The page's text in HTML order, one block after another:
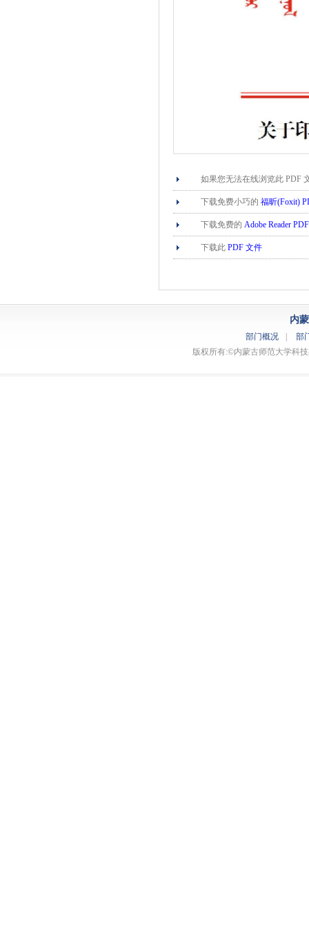
如果您无法在线浏览此 PDF
下载免费小巧的 福昕(Foxit)
下载免费的 Adobe Reader
下载此 PDF 文件
内
部门概况
部
版权所有:©内蒙古师范大学科